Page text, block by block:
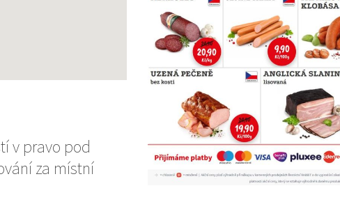
v pravo pod
za místní